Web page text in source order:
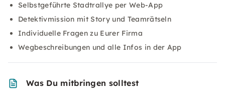
Selbstgeführte Stadtrallye per Web-App
Detektivmission mit Story und Teamrätseln
Individuelle Fragen zu Eurer Firma
Wegbeschreibungen und alle Infos in der App
Was Du mitbringen solltest